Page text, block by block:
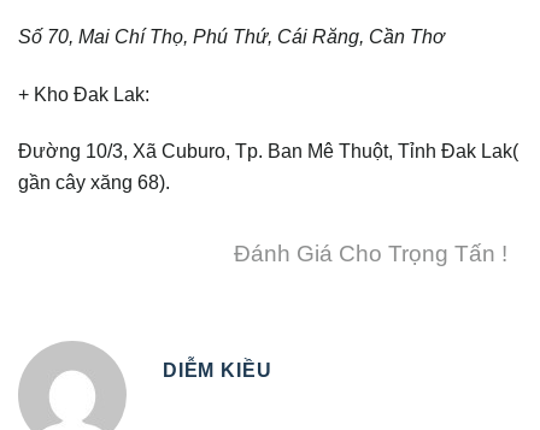
Số 70, Mai Chí Thọ, Phú Thứ, Cái Răng, Cần Thơ
+ Kho Đak Lak:
Đường 10/3, Xã Cuburo, Tp. Ban Mê Thuột, Tỉnh Đak Lak(
gần cây xăng 68).
Đánh Giá Cho Trọng Tấn !
DIỄM KIỀU